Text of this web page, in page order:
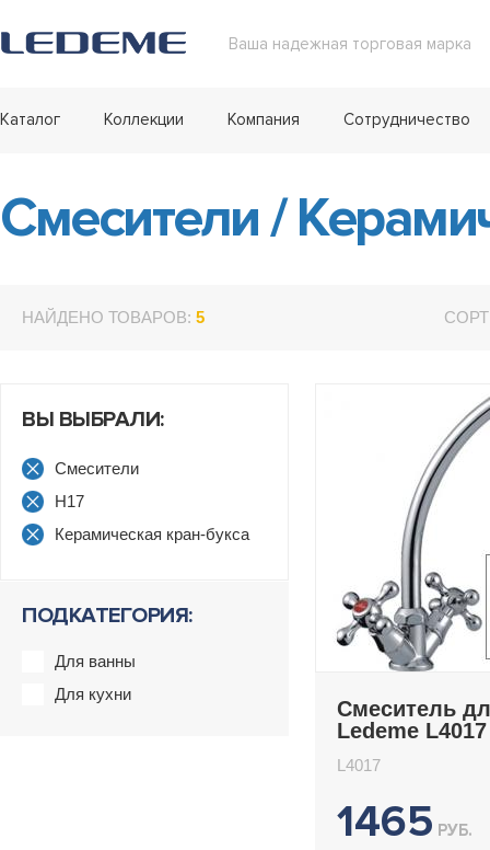
Ваша надежная торговая марка
Каталог Коллекции Компания Сотрудничество
Смесители/
НАЙДЕНО ТОВАРОВ: 5
ВЫ ВЫБРАЛИ:
Смесители
H17
Керамическая кран-букса
ПОДКАТЕГОРИЯ:
Для ванны
Для кухни
Смеситель
Ledeme L4017
L4017
1465 РУБ.